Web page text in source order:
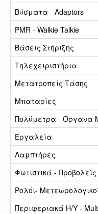
Βύσματα - Adaptors
PMR - Walkie Talkie
Βάσεις Στήριξης
Τηλεχειριστήρια
Μετατροπείς Τάσης
Μπαταρίες
Πολύμετρα - Όργανα
Εργαλεία
Λαμπτήρες
Φωτιστικά -
Ρολόι-
Περιφεριακά Η/Υ -